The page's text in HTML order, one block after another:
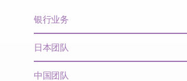
银行业务
日本团队
中国团队